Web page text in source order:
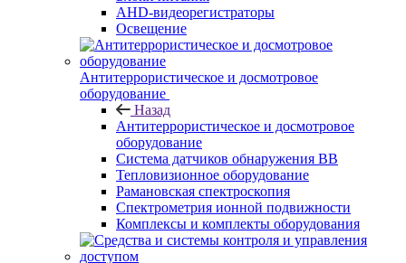
AHD-видеорегистраторы
Освещение
Антитеррористическое и досмотровое
оборудование
Назад
Антитеррористическое и досмотровое
оборудование
Cистема датчиков обнаружения ВВ
Тепловизионное оборудование
Рамановская спектроскопия
Спектрометрия ионной подвижности
Комплексы и комплекты оборудования